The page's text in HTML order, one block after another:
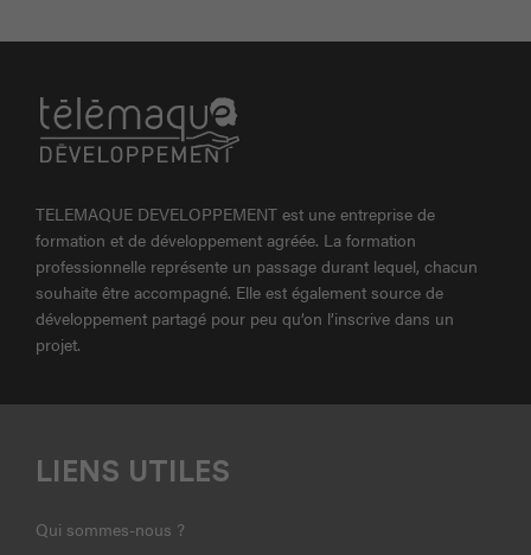
TELEMAQUE DEVELOPPEMENT est une entreprise de
formation et de développement agréée. La formation
professionnelle représente un passage durant lequel, chacun
souhaite être accompagné. Elle est également source de
développement partagé pour peu qu’on l’inscrive dans un
projet.
LIENS UTILES
Qui sommes-nous ?